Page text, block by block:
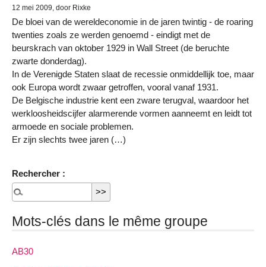
12 mei 2009, door Rixke
De bloei van de wereldeconomie in de jaren twintig - de roaring
twenties zoals ze werden genoemd - eindigt met de
beurskrach van oktober 1929 in Wall Street (de beruchte
zwarte donderdag).
In de Verenigde Staten slaat de recessie onmiddellijk toe, maar
ook Europa wordt zwaar getroffen, vooral vanaf 1931.
De Belgische industrie kent een zware terugval, waardoor het
werkloosheidscijfer alarmerende vormen aanneemt en leidt tot
armoede en sociale problemen.
Er zijn slechts twee jaren (…)
Rechercher :
Mots-clés dans le même groupe
AB30